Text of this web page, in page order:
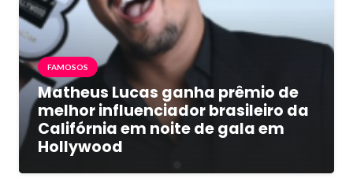
FAMOSOS
Matheus Lucas ganha prêmio de
melhor influenciador brasileiro da
Califórnia em noite de gala em
Hollywood